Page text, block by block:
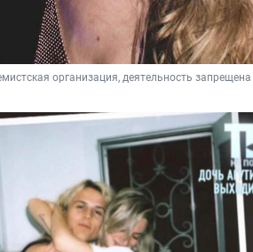
организация, деятельность